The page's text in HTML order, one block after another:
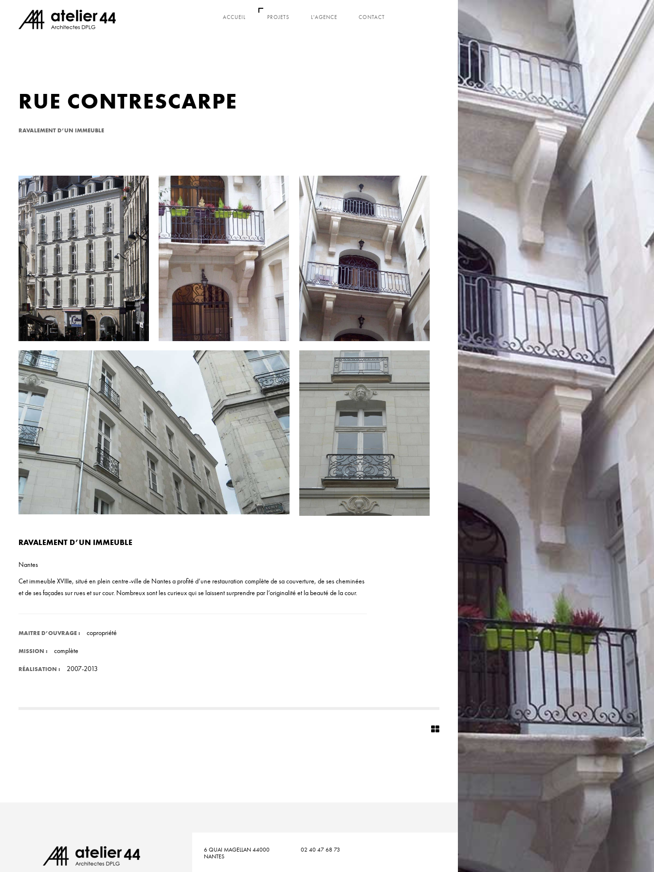
ACCUEIL PROJETS L'AGENCE CONTACT
RUE CONTRESCARPE
RAVALEMENT D’UN IMMEUBLE
RAVALEMENT D’UN IMMEUBLE
Nantes
Cet immeuble XVIIIe, situé en plein centre-ville de Nantes a profité d’une restauration complète de sa couverture, de ses cheminées
et de ses façades sur rues et sur cour. Nombreux sont les curieux qui se laissent surprendre par l’originalité et la beauté de la cour.
MAITRE D’OUVRAGE : copropriété
MISSION : complète
RÉALISATION : 2007-2013
6 QUAI MAGELLAN 44000
NANTES
02 40 47 68 73